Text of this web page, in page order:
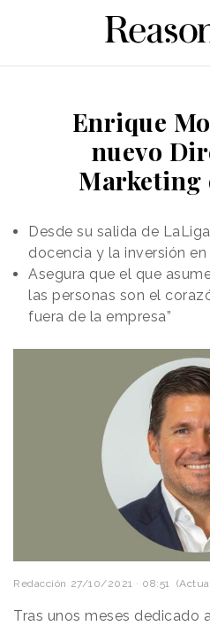
Enrique
nuevo
Marketing
Desde su salida de
docencia y la inversión
Asegura que el que
las personas son el
fuera de la empresa”
Redacción 27/10/2021 · 08:51
Tras unos meses dedicado